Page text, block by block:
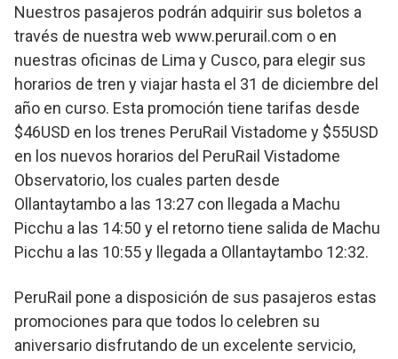
Nuestros pasajeros podrán adquirir sus boletos a
través de nuestra web www.perurail.com o en
nuestras oficinas de Lima y Cusco, para elegir sus
horarios de tren y viajar hasta el 31 de diciembre del
año en curso. Esta promoción tiene tarifas desde
$46USD en los trenes PeruRail Vistadome y $55USD
en los nuevos horarios del PeruRail Vistadome
Observatorio, los cuales parten desde
Ollantaytambo a las 13:27 con llegada a Machu
Picchu a las 14:50 y el retorno tiene salida de Machu
Picchu a las 10:55 y llegada a Ollantaytambo 12:32.
PeruRail pone a disposición de sus pasajeros estas
promociones para que todos lo celebren su
aniversario disfrutando de un excelente servicio,